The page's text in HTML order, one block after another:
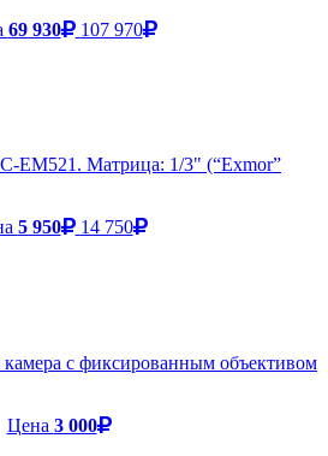
69 930 107 970
EM521. Матрица: 1/3" (“Exmor”
5 950 14 750
с фиксированным объективом
Цена 3 000